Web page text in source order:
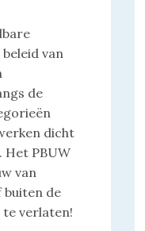
van
de
dicht
PBUW
van
buiten de
verlaten!